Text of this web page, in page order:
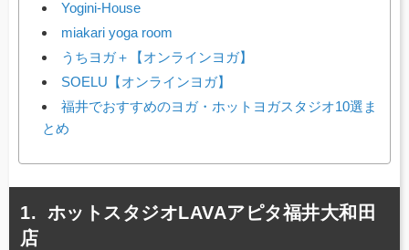
Yogini-House
miakari yoga room
うちヨガ＋【オンラインヨガ】
SOELU【オンラインヨガ】
福井でおすすめのヨガ・ホットヨガスタジオ10選ま
とめ
ホットスタジオLAVAアピタ福井大和田
店